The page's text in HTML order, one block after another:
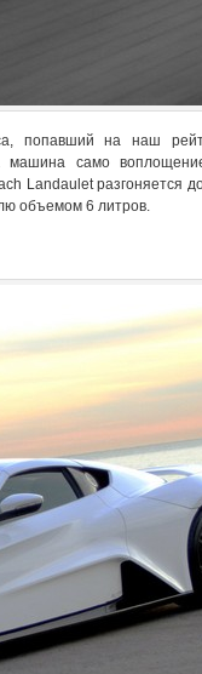
попавший на наш
машина само
Landaulet разгоняется
объемом 6 литров.